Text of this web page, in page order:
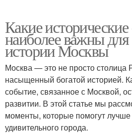
Какие
наиболее важны
истории Москвы
Москва — это не просто столица
насыщенный богатой историей.
событие, связанное с Москвой,
развитии. В этой статье мы
моменты, которые помогут лучше
удивительного города.